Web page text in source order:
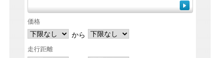
価格
から
走行距離